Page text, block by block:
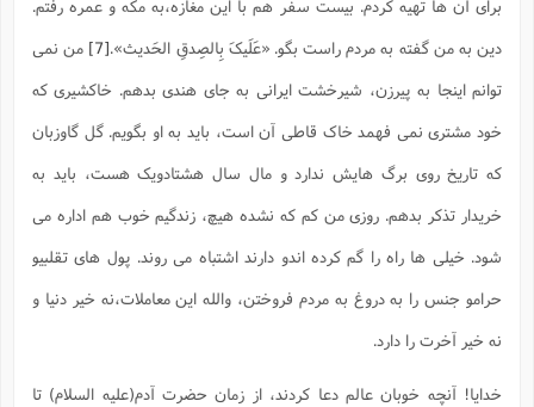
برای آن ها تهیه کردم. بیست سفر هم با این مغازه،به مکه و عمره رفتم.
دین به من گفته به مردم راست بگو. «عَلَیکَ بِالصِدقِ الحَدیث».
[7]
من نمی
توانم اینجا به پیرزن، شیرخشت ایرانی به جای هندی بدهم. خاکشیری که
خود مشتری نمی فهمد خاک قاطی آن است، باید به او بگویم. گل گاوزبان
که تاریخ روی برگ هایش ندارد و مال سال هشتادویک هست، باید به
خریدار تذکر بدهم. روزی من کم که نشده هیچ، زندگیم خوب هم اداره می
شود. خیلی ها راه را گم کرده اندو دارند اشتباه می روند. پول های تقلبیو
حرامو جنس را به دروغ به مردم فروختن، والله این معاملات،نه خیر دنیا و
نه خیر آخرت را دارد.
خدایا! آنچه خوبان عالم دعا کردند، از زمان حضرت آدم(علیه السلام) تا